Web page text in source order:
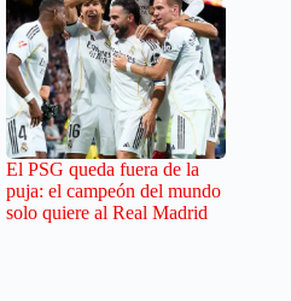
El PSG queda fuera de la
puja: el campeón del mundo
solo quiere al Real Madrid